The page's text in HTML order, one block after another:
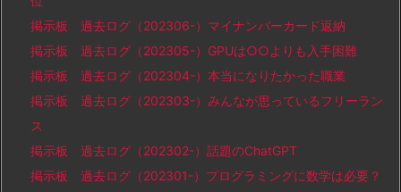
掲示板 過去ログ（202306-）マイナンバーカード返納
掲示板 過去ログ（202305-）GPUは○○よりも入手困難
掲示板 過去ログ（202304-）本当になりたかった職業
掲示板 過去ログ（202303-）みんなが思っているフリーラン
ス
掲示板 過去ログ（202302-）話題のChatGPT
掲示板 過去ログ（202301-）プログラミングに数学は必要？